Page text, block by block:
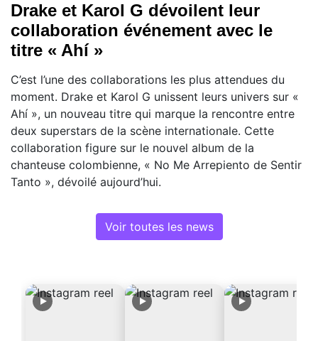
Drake et Karol G dévoilent leur
collaboration événement avec le
titre « Ahí »
C’est l’une des collaborations les plus attendues du
moment. Drake et Karol G unissent leurs univers sur «
Ahí », un nouveau titre qui marque la rencontre entre
deux superstars de la scène internationale. Cette
collaboration figure sur le nouvel album de la
chanteuse colombienne, « No Me Arrepiento de Sentir
Tanto », dévoilé aujourd’hui.
Voir toutes les news